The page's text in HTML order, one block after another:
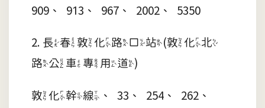
909、913、967、2002、5350
2. 長春敦化路口站(敦化北
路公車專用道)
敦化幹線、33、254、262、